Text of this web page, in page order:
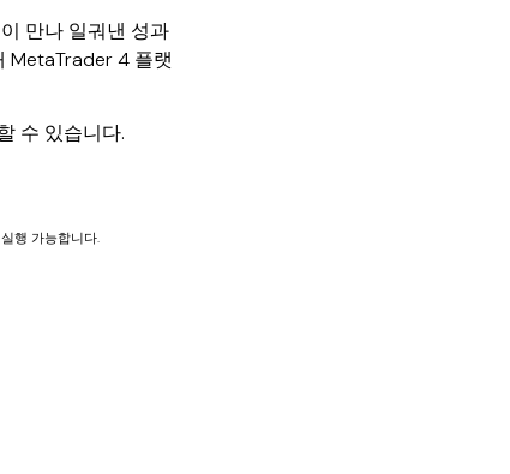
만나 일궈낸 성과
MetaTrader 4 플랫
수 있습니다.
행 가능합니다.